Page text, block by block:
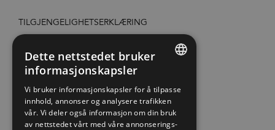
TILGJENGELIGHETSERKLÆRING
PERSONVERN & COOKIES
EXTRANET
NORWEGIAN
GERMAN
Dette nettstedet bruker
informasjonskapsler
Vi bruker informasjonskapsler for å tilpasse
innhold, annonser og analysere trafikken
vår. Vi deler også informasjon om din bruk
av nettstedet vårt med våre annonserings-